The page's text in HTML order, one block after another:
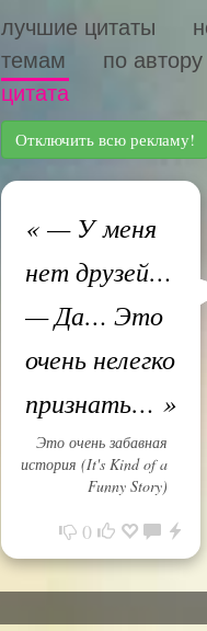
лучшие цитаты
темам
по автору
цитата
Отключить всю рекламу!
«— У меня
нет друзей…
— Да… Это
очень нелегко
признать… »
Это очень забавная
история (It's Kind of a
Funny Story)
0